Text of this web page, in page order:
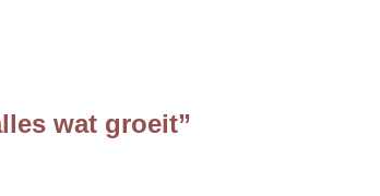
wat groeit”